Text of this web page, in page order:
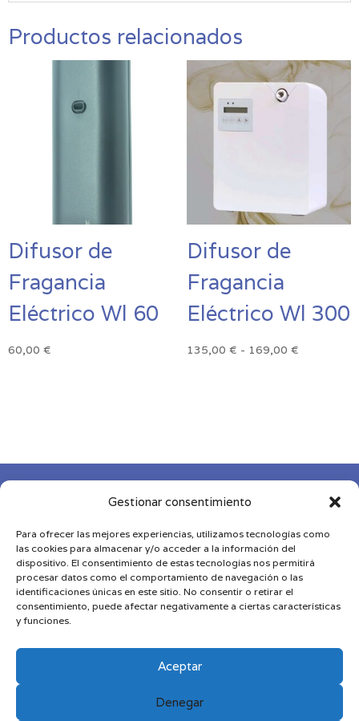
Gestionar consentimiento
Para ofrecer las mejores experiencias, utilizamos tecnologías como
las cookies para almacenar y/o acceder a la información del
dispositivo. El consentimiento de estas tecnologías nos permitirá
procesar datos como el comportamiento de navegación o las
identificaciones únicas en este sitio. No consentir o retirar el
consentimiento, puede afectar negativamente a ciertas características
y funciones.
Aceptar
Denegar
Productos relacionados
Difusor de
Fragancia
Eléctrico Wl 60
60,00 €
Difusor de
Fragancia
Eléctrico Wl 300
135,00 € - 169,00 €Rango



Política de Cookies
y Condiciones